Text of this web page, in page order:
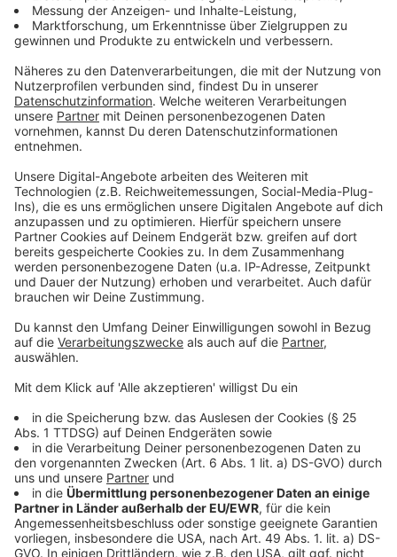
Freitag, 27.08.2021, im Berufskolleg am Wasserturm,
Herzogstraße 4, 46399 Bocholt/Montag, 30.08.2021
Montag, 30.08.2021 und Dienstag, 31.08.2021, im
Berufskolleg Bocholt-West, Schwanenstraße 19,
46399 Bocholt für alle 3 Berufskollegs in Bocholt
Berufskolleg Borken, Josefstraße 10, 46325 Borken
Anzeige
Was Ihr wissen solltet:
Versichertenkarte und ein Ausweisdokument. Das
Aufklärungsmerkblatt sowie weitere Informationen
über das Impfen findet Ihr hier weiter unten im Artikel.
Diese Materialien sollten nach Möglichkeit bereits
vorab zuhause durchgesehen werden.
Anzeige